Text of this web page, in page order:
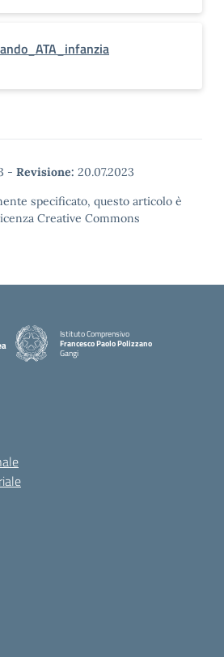
- Revisione: 20.07.2023
specificato, questo articolo è
Creative Commons
Istituto Comprensivo
Francesco Paolo Polizzano
Gangi
— Visita la pagina iniziale della scuola